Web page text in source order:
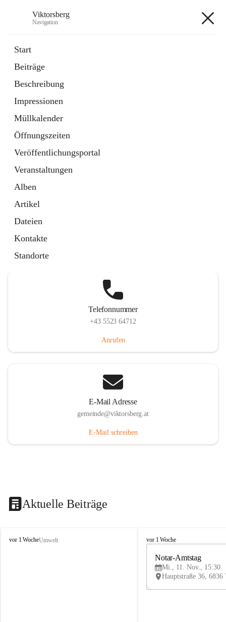
Viktorsberg
Navigation
Start
Beiträge
Beschreibung
Impressionen
Müllkalender
Öffnungszeiten
Veröffentlichungsportal
Veranstaltungen
Alben
Artikel
Dateien
Kontakte
Standorte
1 Schnellzugriff
Bürgerservice
10 Schnellzugriffe
Telefonnummer
+43 5523 64712
Anrufen
E-Mail Adresse
gemeinde@viktorsberg.at
E-Mail schreiben
Aktuelle Beiträge
V
vor 1 WocheUmwelt
V
vor 1 Woche
Notar-Amtstag
Mi., 11. Nov., 15:30